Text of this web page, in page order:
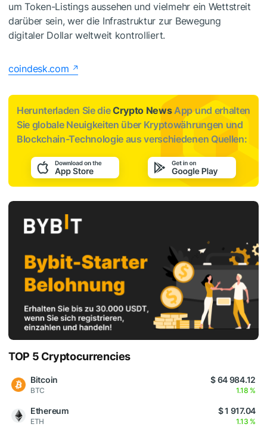
um Token-Listings aussehen und vielmehr ein Wettstreit
darüber sein, wer die Infrastruktur zur Bewegung
digitaler Dollar weltweit kontrolliert.
coindesk.com
Herunterladen Sie dieCrypto NewsApp und erhalten
Sie globale Neuigkeiten über Kryptowährungen und
Blockchain-Technologie aus verschiedenen Quellen:
TOP 5 Cryptocurrencies
Bitcoin
BTC
$ 64 984.12
1.18 %
Ethereum
ETH
$ 1 917.04
1.13 %